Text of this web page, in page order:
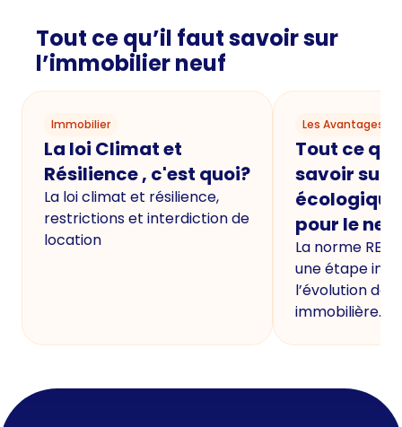
Tout ce qu’il faut savoir sur
l’immobilier neuf
Immobilier
La loi Climat et
Résilience , c'est quoi?
La loi climat et résilience,
restrictions et interdiction de
location
Les Avantages
Tout ce
savoir sur
écologique
pour le
La norme
une étape
l’évolution de
immobilière.